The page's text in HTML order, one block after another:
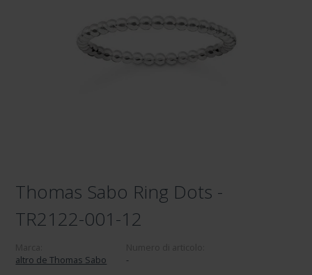
Thomas Sabo Ring Dots -
TR2122-001-12
altro de Thomas Sabo
-